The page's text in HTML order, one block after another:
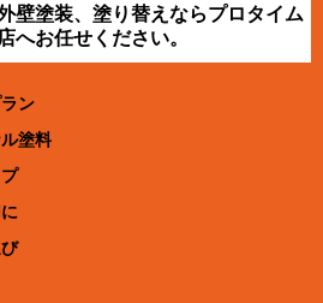
壁塗装、塗り替えならプロタイム
へお任せください。
ン
塗料